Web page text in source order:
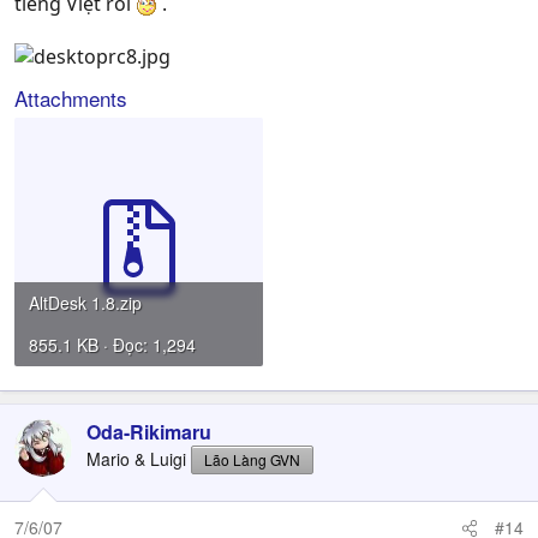
Attachments
AltDesk 1.8.zip
855.1 KB · Đọc: 1,294
Oda-Rikimaru
Mario & Luigi Lão Làng GVN
7/6/07 #14